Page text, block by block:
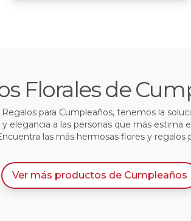
Florales de
Regalos para Cumpleaños, tenemos la
elegancia a las personas que más estima
las más hermosas flores y regalos
Ver más productos de Cumpleaños